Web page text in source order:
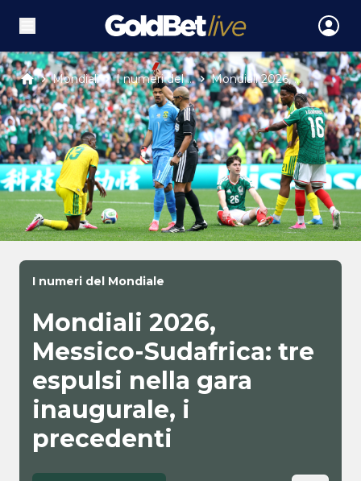
Mondiali I numeri del ... Mondiali 2026, ...
I numeri del Mondiale
Mondiali 2026,
Messico-Sudafrica: tre
espulsi nella gara
inaugurale, i
precedenti